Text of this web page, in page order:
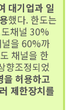
대기업과 일
했다. 한도는
채널 30%
을 60%까
채널을 한
향조정되었
을 허용하고
제한장치를